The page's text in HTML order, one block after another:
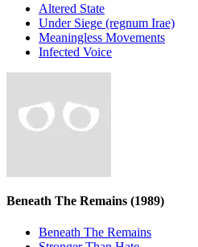
Altered State
Under Siege (regnum Irae)
Meaningless Movements
Infected Voice
Beneath The Remains (1989)
Beneath The Remains